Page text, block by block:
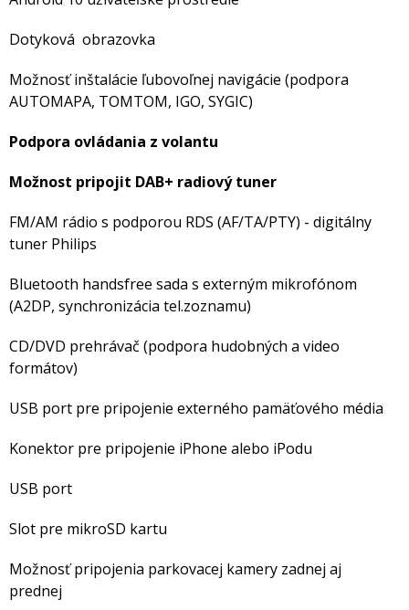
Dotyková obrazovka
Možnosť inštalácie ľubovoľnej navigácie (podpora
AUTOMAPA, TOMTOM, IGO, SYGIC)
Podpora ovládania z volantu
Možnost pripojit DAB+ radiový tuner
FM/AM rádio s podporou RDS (AF/TA/PTY) - digitálny
tuner Philips
Bluetooth handsfree sada s externým mikrofónom
(A2DP, synchronizácia tel.zoznamu)
CD/DVD prehrávač (podpora hudobných a video
formátov)
USB port pre pripojenie externého pamäťového média
Konektor pre pripojenie iPhone alebo iPodu
USB port
Slot pre mikroSD kartu
Možnosť pripojenia parkovacej kamery zadnej aj
prednej